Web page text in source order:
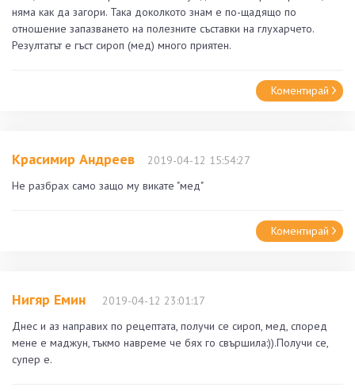
няма как да загори. Така доколкото знам е по-щадящо по
отношение запазването на полезните съставки на глухарчето.
Резултатът е гъст сироп (мед) много приятен.
Коментирай
Красимир Андреев
2019-04-12 15:54:27
Не разбрах само защо му викате "мед"
Коментирай
Нигяр Емин
2019-04-12 23:01:17
Днес и аз направих по рецептата, получи се сироп, мед, според
мене е маджун, тъкмо навреме че бях го свършила:)).Получи се,
супер е.